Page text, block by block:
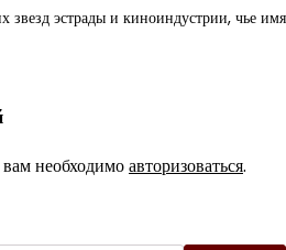
эстрады и киноиндустрии, чье имя
необходимоавторизоваться.